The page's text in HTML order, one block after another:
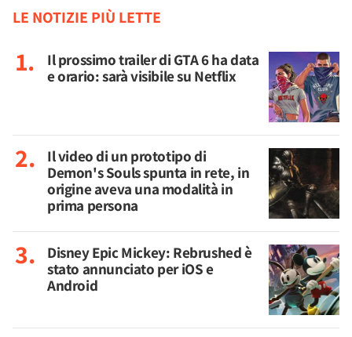
LE NOTIZIE PIÙ LETTE
Il prossimo trailer di GTA 6 ha data
e orario: sarà visibile su Netflix
Il video di un prototipo di
Demon's Souls spunta in rete, in
origine aveva una modalità in
prima persona
Disney Epic Mickey: Rebrushed è
stato annunciato per iOS e
Android